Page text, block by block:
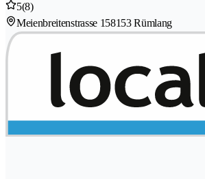
5(8)
Meienbreitenstrasse 158153 Rümlang